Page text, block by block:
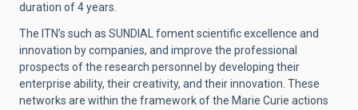
duration of 4 years.
The ITN’s such as SUNDIAL foment scientific excellence and
innovation by companies, and improve the professional
prospects of the research personnel by developing their
enterprise ability, their creativity, and their innovation. These
networks are within the framework of the Marie Curie actions